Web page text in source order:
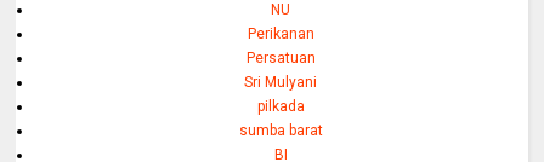
NU
Perikanan
Persatuan
Sri Mulyani
pilkada
sumba barat
BI